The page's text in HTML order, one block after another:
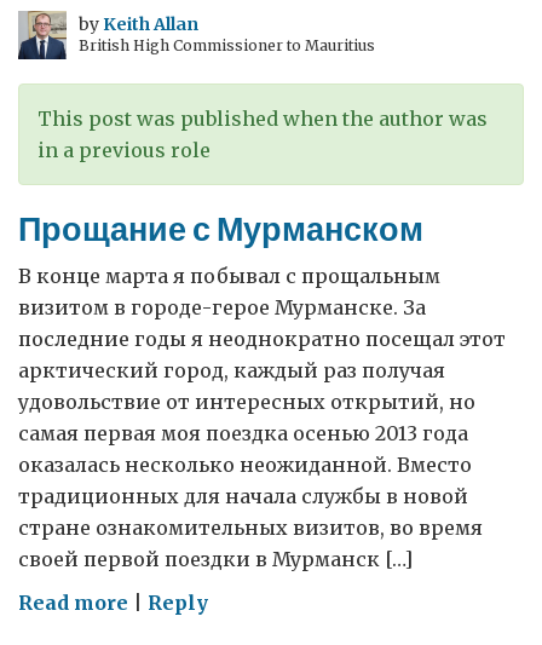
драгун
(Серые)
в
России
byKeith Allan
British High Commissioner to Mauritius
This post was published when the author was
in a previous role
Прощание с Мурманском
В конце марта я побывал с прощальным
визитом в городе-герое Мурманске. За
последние годы я неоднократно посещал этот
арктический город, каждый раз получая
удовольствие от интересных открытий, но
самая первая моя поездка осенью 2013 года
оказалась несколько неожиданной. Вместо
традиционных для начала службы в новой
стране ознакомительных визитов, во время
своей первой поездки в Мурманск […]
Read more onReply